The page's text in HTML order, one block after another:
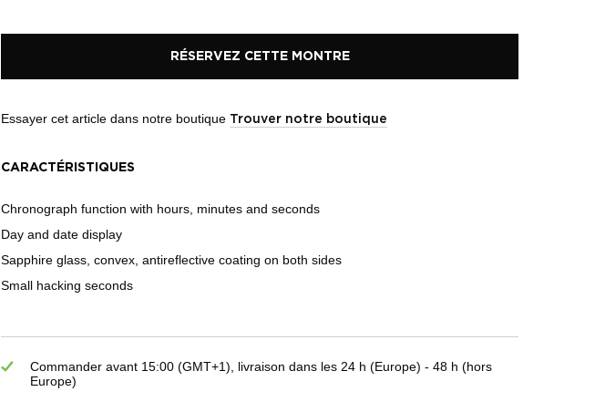
RÉSERVEZ CETTE MONTRE
Essayer cet article dans notre boutique Trouver notre boutique
CARACTÉRISTIQUES
Chronograph function with hours, minutes and seconds
Day and date display
Sapphire glass, convex, antireflective coating on both sides
Small hacking seconds
Commander avant 15:00 (GMT+1), livraison dans les 24 h (Europe) - 48 h (hors
Europe)